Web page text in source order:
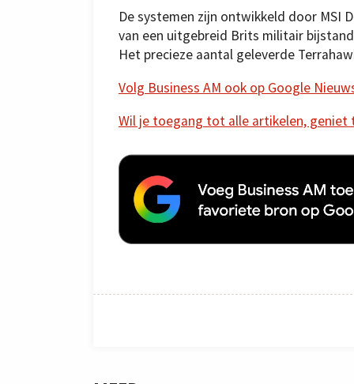
De systemen zijn ontwikkeld door MSI
van een uitgebreid Brits militair
Het precieze aantal geleverde
Volg Business AM ook op Google
Wil je toegang tot alle artikelen, geniet